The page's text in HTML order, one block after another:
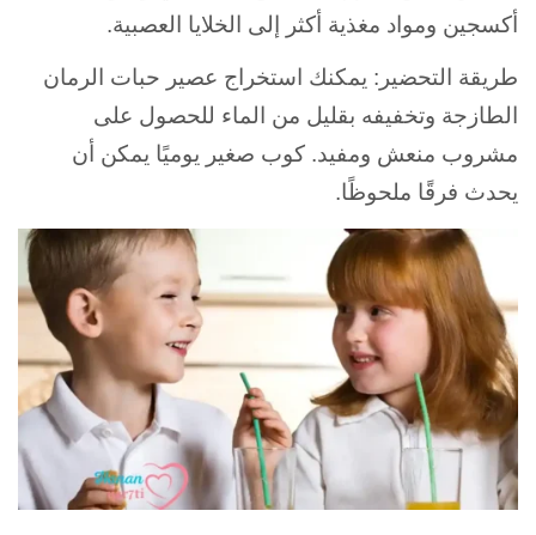
أكسجين ومواد مغذية أكثر إلى الخلايا العصبية.
طريقة التحضير: يمكنك استخراج عصير حبات الرمان
الطازجة وتخفيفه بقليل من الماء للحصول على
مشروب منعش ومفيد. كوب صغير يوميًا يمكن أن
يحدث فرقًا ملحوظًا.